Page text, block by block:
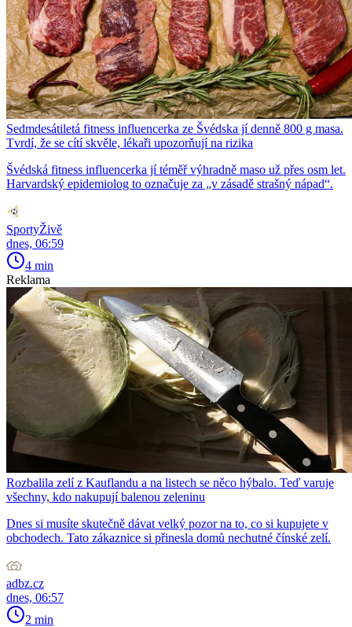
Sedmdesátiletá fitness influencerka ze Švédska jí denně 800 g masa.
Tvrdí, že se cítí skvěle, lékaři upozorňují na rizika
Švédská fitness influencerka jí téměř výhradně maso už přes osm let.
Harvardský epidemiolog to označuje za „v zásadě strašný nápad“.
SportyŽivě
dnes, 06:59
4 min
Reklama
Rozbalila zelí z Kauflandu a na listech se něco hýbalo. Teď varuje
všechny, kdo nakupují balenou zeleninu
Dnes si musíte skutečně dávat velký pozor na to, co si kupujete v
obchodech. Tato zákaznice si přinesla domů nechutné čínské zelí.
adbz.cz
dnes, 06:57
2 min